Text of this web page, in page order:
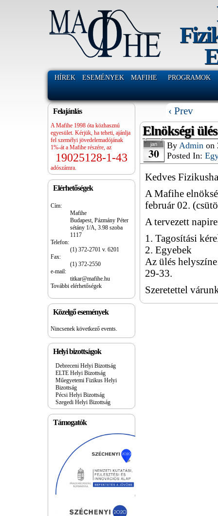
HÍREK ESEMÉNYEK MAFIHE PROGRAMOK
Felajánlás
A Mafihe 1998 óta közhasznú
egyesület. Kérjük, ha teheti, ajánlja
fel személyi jövedelemadójának
1%-át a Mafihe részére, az
19025128-1-43
adószámra.
Elérhetőségek
Cím:
Mafihe
Budapest, Pázmány Péter
sétány 1/A, 3.98 szoba
1117
Telefon:
(1) 372-2701 v. 6201
Fax:
(1) 372-2550
e-mail:
titkar@mafihe.hu
További elérhetőségek
Közelgő események
Nincsenek következő events.
Helyi bizottságok
Debreceni Helyi Bizottság
ELTE Helyi Bizottság
Műegyetemi Fizikus Helyi
Bizottság
Pécsi Helyi Bizottság
Szegedi Helyi Bizottság
Támogatók
‹ Prev
Elnökségi
jan
30 ByAdmin on
Posted In:
Kedves
A Mafihe
február 02.
A tervezett
1. Tagosítási
2. Egyebek
Az ülés
29-33.
Szeretettel